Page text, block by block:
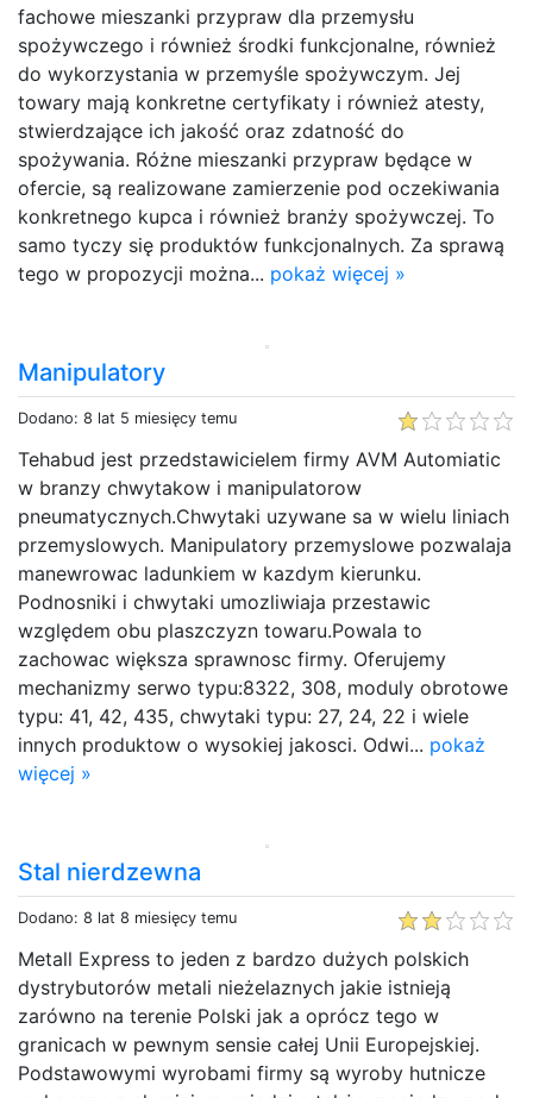
fachowe mieszanki przypraw dla przemysłu
spożywczego i również środki funkcjonalne, również
do wykorzystania w przemyśle spożywczym. Jej
towary mają konkretne certyfikaty i również atesty,
stwierdzające ich jakość oraz zdatność do
spożywania. Różne mieszanki przypraw będące w
ofercie, są realizowane zamierzenie pod oczekiwania
konkretnego kupca i również branży spożywczej. To
samo tyczy się produktów funkcjonalnych. Za sprawą
tego w propozycji można... pokaż więcej »
Manipulatory
Dodano: 8 lat 5 miesięcy temu
Tehabud jest przedstawicielem firmy AVM Automiatic
w branzy chwytakow i manipulatorow
pneumatycznych.Chwytaki uzywane sa w wielu liniach
przemyslowych. Manipulatory przemyslowe pozwalaja
manewrowac ladunkiem w kazdym kierunku.
Podnosniki i chwytaki umozliwiaja przestawic
względem obu plaszczyzn towaru.Powala to
zachowac większa sprawnosc firmy. Oferujemy
mechanizmy serwo typu:8322, 308, moduly obrotowe
typu: 41, 42, 435, chwytaki typu: 27, 24, 22 i wiele
innych produktow o wysokiej jakosci. Odwi... pokaż
więcej »
Stal nierdzewna
Dodano: 8 lat 8 miesięcy temu
Metall Express to jeden z bardzo dużych polskich
dystrybutorów metali nieżelaznych jakie istnieją
zarówno na terenie Polski jak a oprócz tego w
granicach w pewnym sensie całej Unii Europejskiej.
Podstawowymi wyrobami firmy są wyroby hutnicze